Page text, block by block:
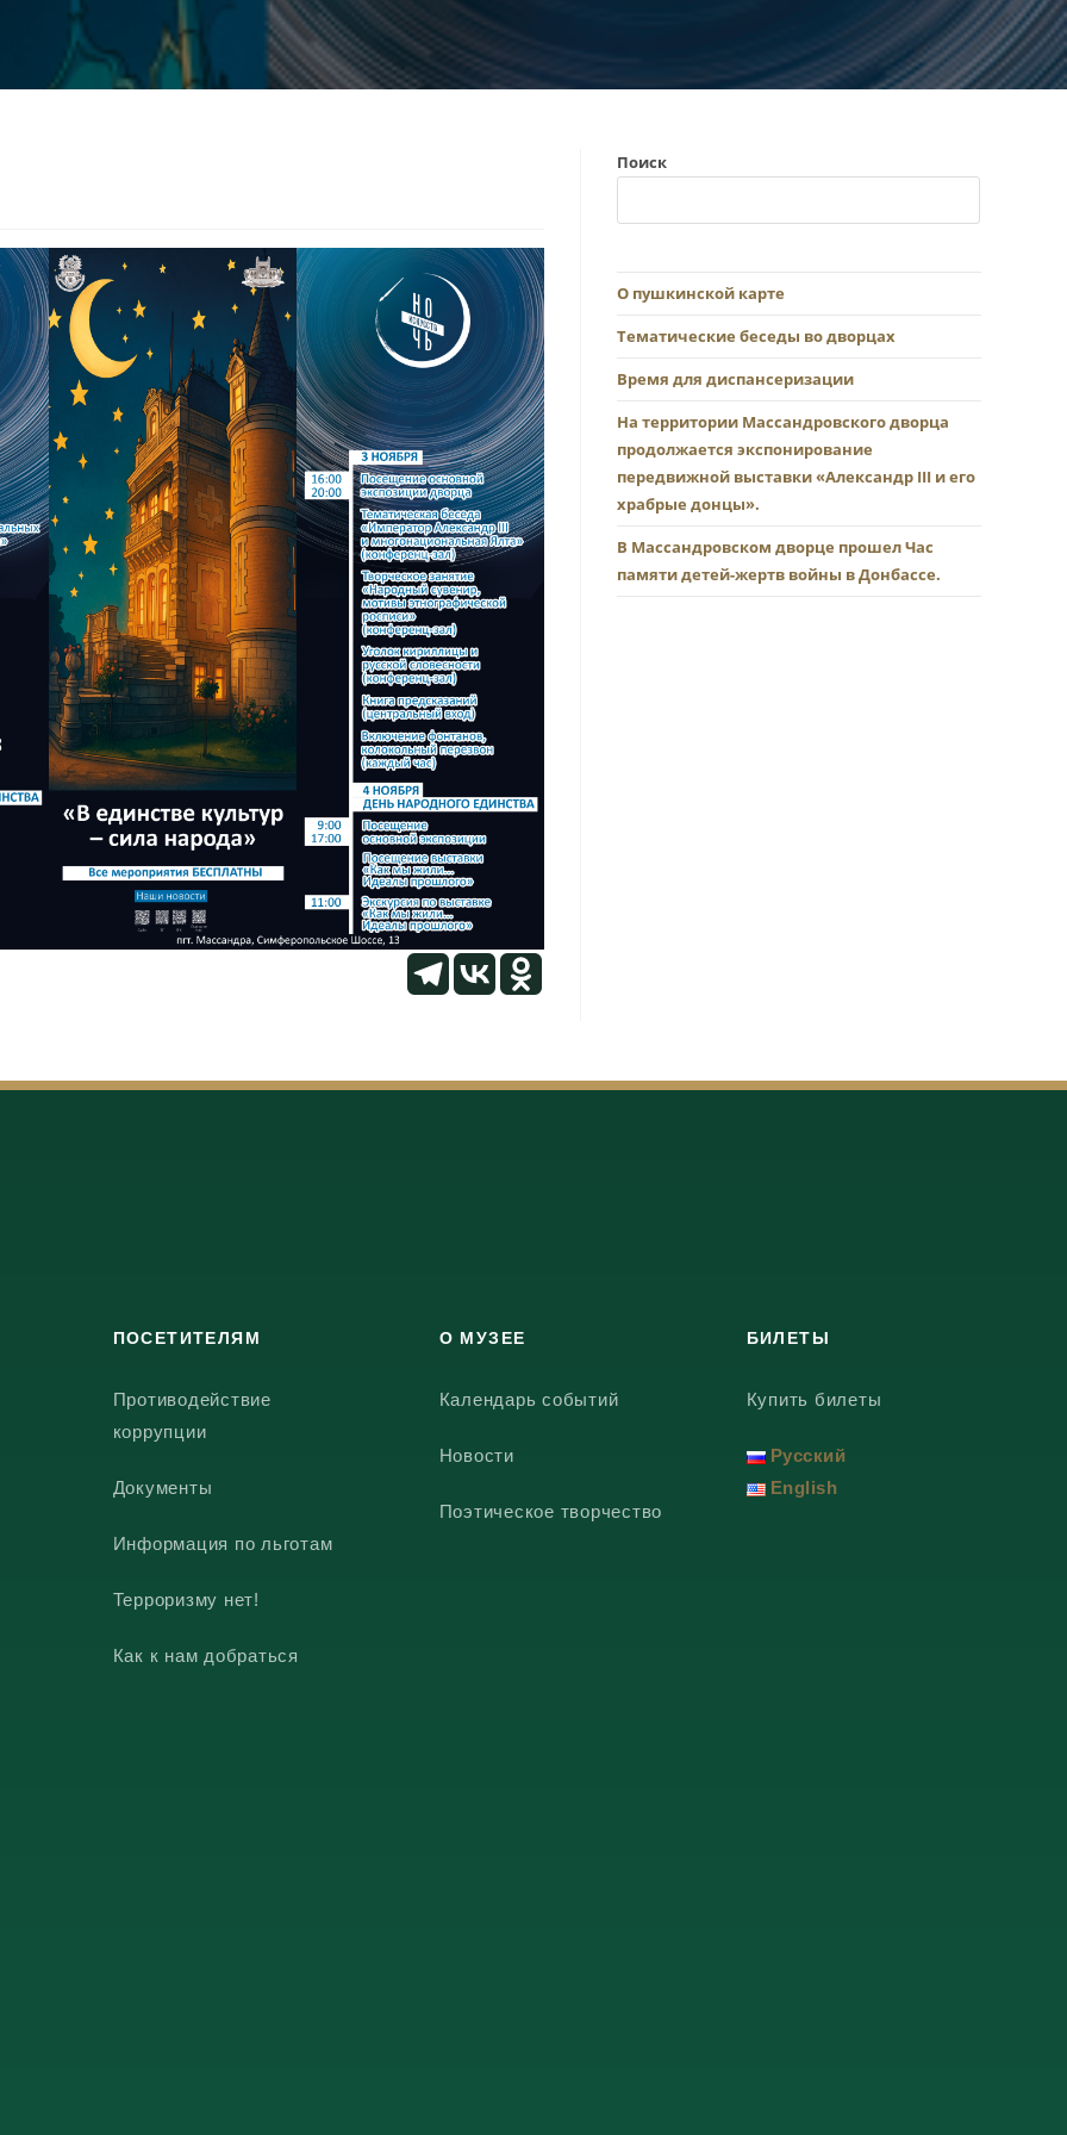
Поиск
О пушкинской карте
Тематические беседы во дворцах
Время для диспансеризации
На территории Массандровского дворца
продолжается экспонирование
передвижной выставки «Александр III и его
храбрые донцы».
В Массандровском дворце прошел Час
памяти детей-жертв войны в Донбассе.
ПОСЕТИТЕЛЯМ
Противодействие
коррупции
Документы
Информация по льготам
Терроризму нет!
Как к нам добраться
О МУЗЕЕ
Календарь событий
Новости
Поэтическое творчество
БИЛЕТЫ
Купить билеты
Русский
English